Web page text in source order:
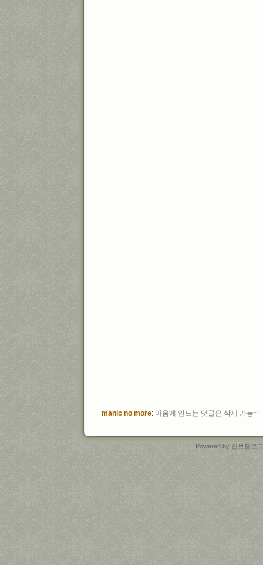
manic no more: 마음에 안드는 댓글은 삭제 가능~
Powered by 진보블로그